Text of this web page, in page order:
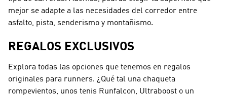
mejor se adapte a las necesidades del corredor entre
asfalto, pista, senderismo y montañismo.
REGALOS EXCLUSIVOS
Explora todas las opciones que tenemos en regalos
originales para runners. ¿Qué tal una chaqueta
rompevientos, unos tenis Runfalcon, Ultraboost o un